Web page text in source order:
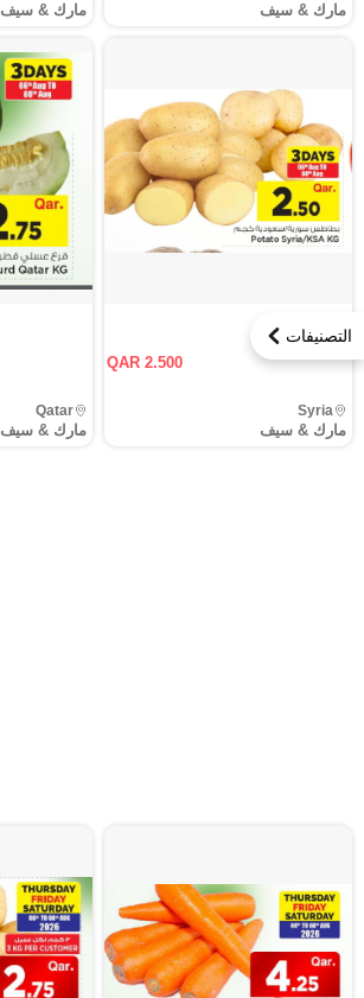
التصنيفات
مارك & سيف مارك & سيف
QAR 2.500
مارك & سيف
Syria
مارك & سيف
Qatar